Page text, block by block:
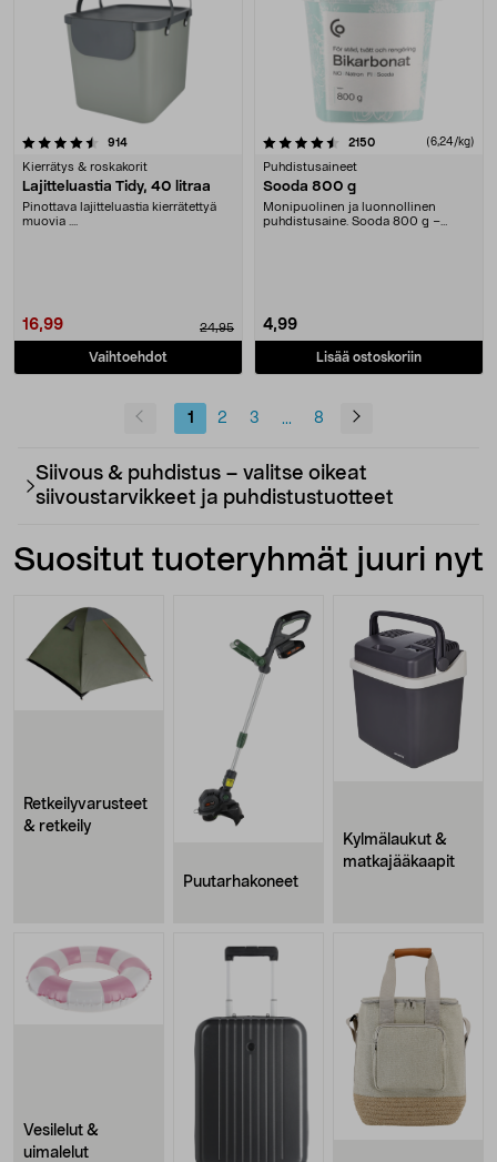
914arvostelut
Kierrätys & roskakorit
Lajitteluastia Tidy, 40 litraa
Pinottava lajitteluastia kierrätettyä
muovia ....
16,99 24,95
Vaihtoehdot
4.5 viidestä tähdestä 2150arvostelut(6,24/kg)
Puhdistusaineet
Sooda 800 g
Monipuolinen ja luonnollinen
puhdistusaine. Sooda 800 g –
4,99
Lisää ostoskoriin
1 2 3 ... 8
Siivous & puhdistus – valitse oikeat
siivoustarvikkeet ja puhdistustuotteet
Suositut tuoteryhmät juuri nyt
Retkeilyvarusteet
& retkeily
Puutarhakoneet
Kylmälaukut &
matkajääkaapit
Vesilelut &
uimalelut